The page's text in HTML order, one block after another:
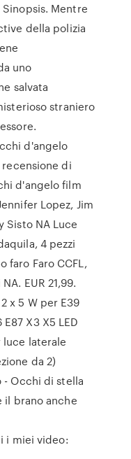
Sinopsis. Mentre
della polizia
uno
salvata
straniero
d'angelo
di
d'angelo film
Lopez, Jim
Sisto NA Luce
4 pezzi
faro Faro CCFL,
EUR 21,99.
x 5 W per E39
E87 X3 X5 LED
luce laterale
da 2)
- Occhi di stella
il brano anche
i miei video: